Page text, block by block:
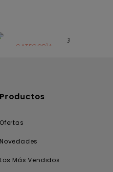
CATEGORÍA
Productos
Ofertas
Novedades
Los Más Vendidos